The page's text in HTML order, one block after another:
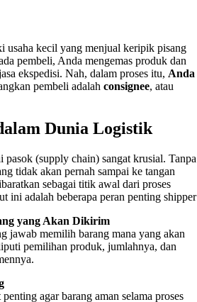
usaha kecil yang menjual keripik pisang
pembeli, Anda mengemas produk dan
ekspedisi. Nah, dalam proses itu, Anda
pembeli adalah consignee, atau
Dunia Logistik
pasok (supply chain) sangat krusial. Tanpa
tidak akan pernah sampai ke tangan
sebagai titik awal dari proses
ini adalah beberapa peran penting
yang Akan Dikirim
jawab memilih barang mana yang akan
pemilihan produk, jumlahnya, dan
penting agar barang aman selama proses